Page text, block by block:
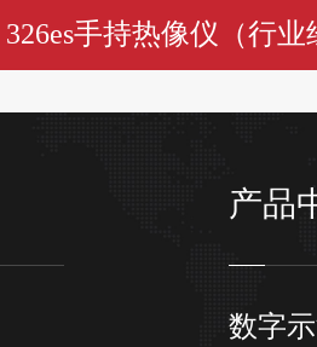
326es手持热像仪（行
产品
数字